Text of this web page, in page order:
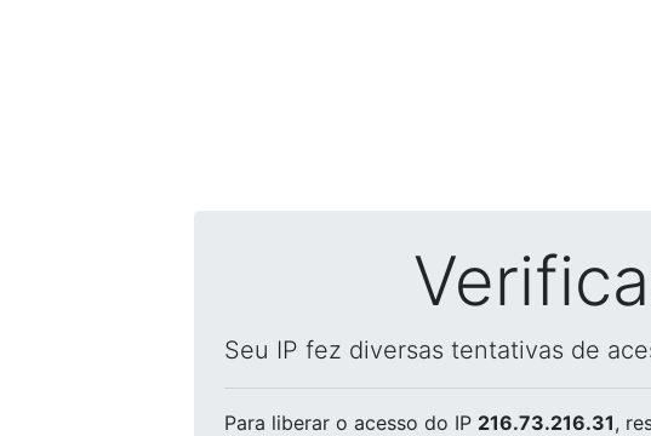
Seu IP fez diversas tentativas de
Para liberar o acesso do IP 216.73.216.31,